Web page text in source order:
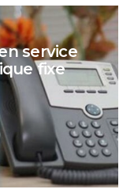
service
fixe